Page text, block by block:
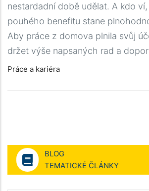
nestardadní době udělat. A kdo
pouhého benefitu stane
Aby práce z domova plnila svůj
držet výše napsaných rad a
Práce a kariéra
BLOG
TEMATICKÉ ČLÁNKY